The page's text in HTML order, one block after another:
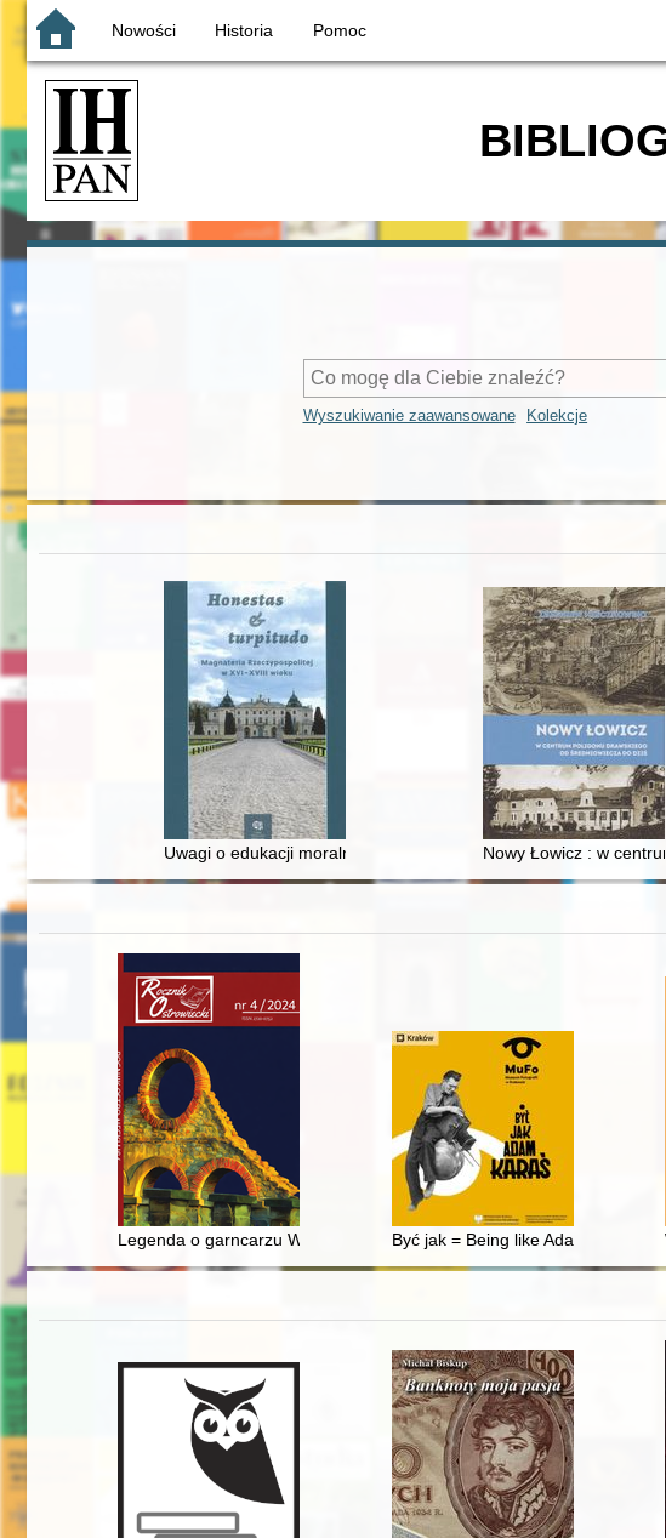
Nowości Historia Pomoc
Wyszukiwanie zaawansowane Kolekcje
Uwagi o edukacji moralnej synów szlacheckich w XVI-wiecznej
Nowy Łowicz : w
Legenda o garncarzu Wojtosie, czyli O reklamie z początku XX wieku
Być jak = Being like Adam Karaś